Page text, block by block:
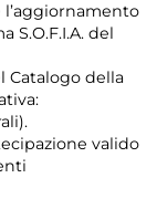
S.O.F.I.A. del
Catalogo della
valido